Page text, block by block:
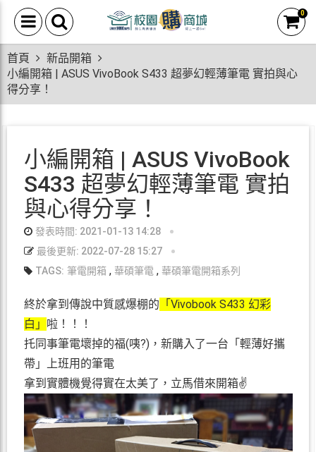
0
首頁
新品開箱
小編開箱 | ASUS VivoBook S433 超夢幻輕薄筆電 實拍與心
得分享！
小編開箱 | ASUS VivoBook
S433 超夢幻輕薄筆電 實拍
與心得分享！
發表時間: 2021-01-13 14:28
最後更新: 2022-07-28 15:27
TAGS: 筆電開箱, 華碩筆電, 華碩筆電開箱系列
終於拿到傳說中質感爆棚的 「Vivobook S433 幻彩
白」 啦！！！
托同事筆電壞掉的福(咦?)，新購入了一台「輕薄好攜
帶」上班用的筆電
拿到實體機覺得實在太美了，立馬借來開箱✌